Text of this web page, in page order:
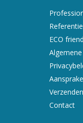
ECO
Contact